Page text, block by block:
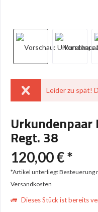
Leider zu spät!
Urkundenpaar
Regt. 38
120,00 € *
*Artikel unterliegt Besteuerung
Versandkosten
Dieses Stück ist bereits